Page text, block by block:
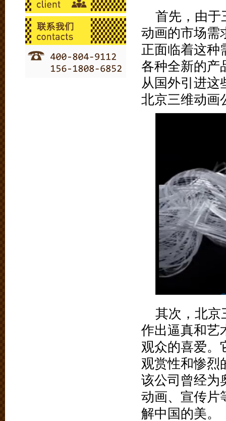
首先，由于
动画的市场需
正面临着这种
各种全新的产
从国外引进这
北京三维动画
其次，北京
作出逼真和艺
观众的喜爱。
观赏性和惨烈
该公司曾经为
动画、宣传片
解中国的美。